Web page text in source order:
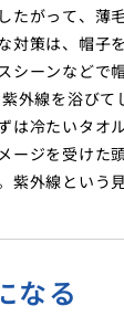
がって、薄
策は、帽子
ーンなどで
外線を浴び
冷たいタオ
ジを受けた
外線という
なる